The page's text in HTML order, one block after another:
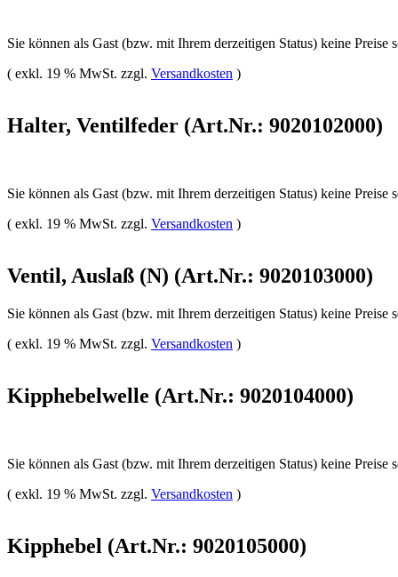
Sie können als Gast (bzw. mit Ihrem derzeitigen Status) keine Preise
( exkl. 19 % MwSt. zzgl. Versandkosten )
Halter, Ventilfeder (Art.Nr.: 9020102000)
Sie können als Gast (bzw. mit Ihrem derzeitigen Status) keine Preise
( exkl. 19 % MwSt. zzgl. Versandkosten )
Ventil, Auslaß (N) (Art.Nr.: 9020103000)
Sie können als Gast (bzw. mit Ihrem derzeitigen Status) keine Preise
( exkl. 19 % MwSt. zzgl. Versandkosten )
Kipphebelwelle (Art.Nr.: 9020104000)
Sie können als Gast (bzw. mit Ihrem derzeitigen Status) keine Preise
( exkl. 19 % MwSt. zzgl. Versandkosten )
Kipphebel (Art.Nr.: 9020105000)